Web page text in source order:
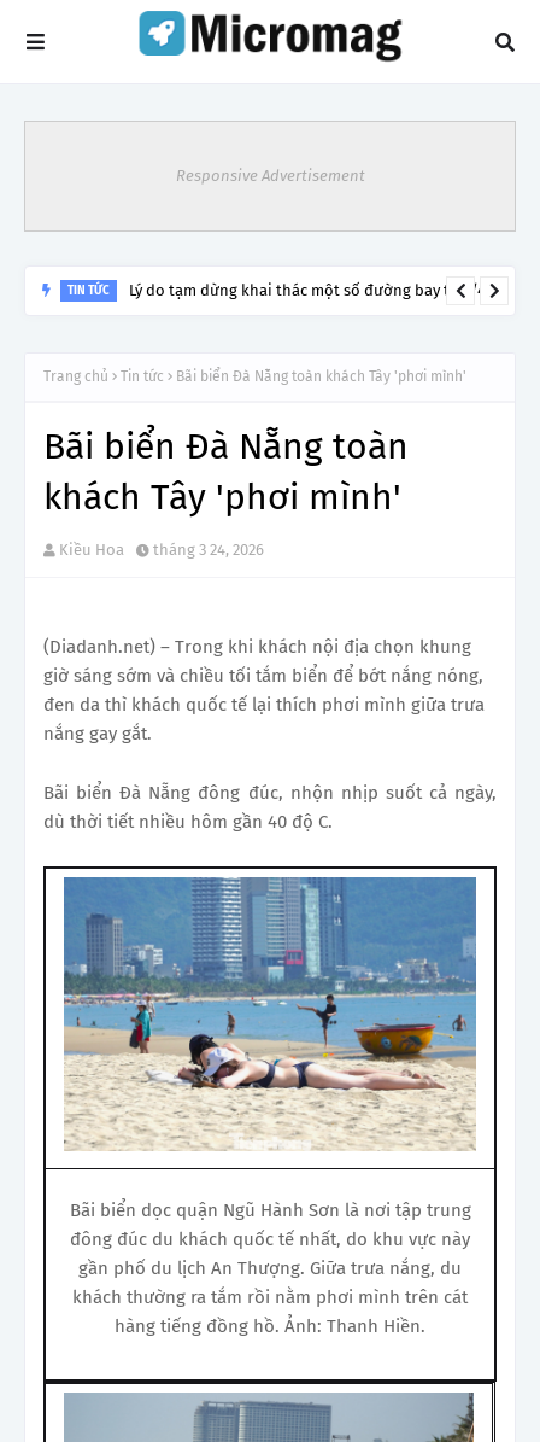
Responsive Advertisement
TIN TỨC Lý do tạm dừng khai thác một số đường bay từ 1/4
Trang chủ Tin tức Bãi biển Đà Nẵng toàn khách Tây 'phơi mình'
Bãi biển Đà Nẵng toàn
khách Tây 'phơi mình'
Kiều Hoa tháng 3 24, 2026
(Diadanh.net) – Trong khi khách nội địa chọn khung
giờ sáng sớm và chiều tối tắm biển để bớt nắng nóng,
đen da thì khách quốc tế lại thích phơi mình giữa trưa
nắng gay gắt.
Bãi biển Đà Nẵng đông đúc, nhộn nhịp suốt cả ngày,
dù thời tiết nhiều hôm gần 40 độ C.
Bãi biển dọc quận Ngũ Hành Sơn là nơi tập trung
đông đúc du khách quốc tế nhất, do khu vực này
gần phố du lịch An Thượng. Giữa trưa nắng, du
khách thường ra tắm rồi nằm phơi mình trên cát
hàng tiếng đồng hồ. Ảnh: Thanh Hiền.